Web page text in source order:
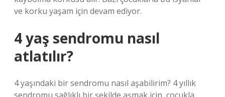
ve korku yaşam için devam ediyor.
4 yaş sendromu nasıl
atlatılır?
4 yaşındaki bir sendromu nasıl aşabilirim? 4 yıllık